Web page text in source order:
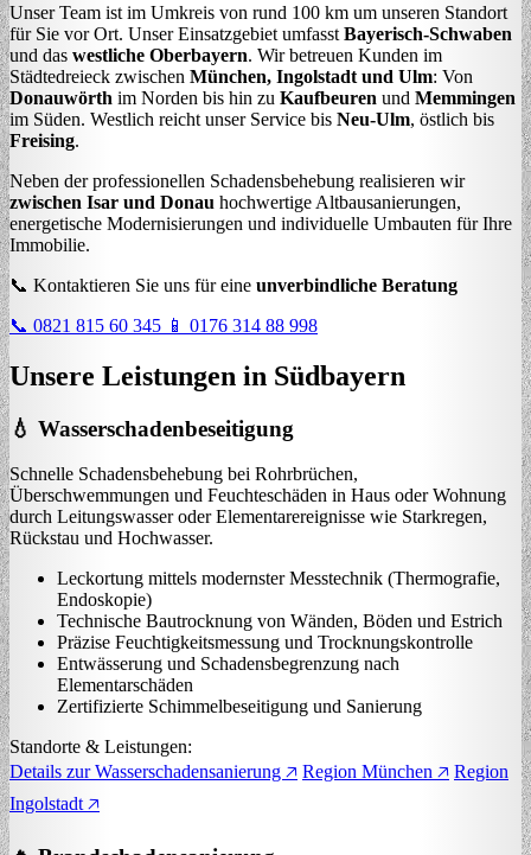
Unser Team ist im Umkreis von rund 100 km um unseren Standort
für Sie vor Ort. Unser Einsatzgebiet umfasst Bayerisch-Schwaben
und das westliche Oberbayern. Wir betreuen Kunden im
Städtedreieck zwischen München, Ingolstadt und Ulm: Von
Donauwörth im Norden bis hin zu Kaufbeuren und Memmingen
im Süden. Westlich reicht unser Service bis Neu-Ulm, östlich bis
Freising.
Neben der professionellen Schadensbehebung realisieren wir
zwischen Isar und Donau hochwertige Altbausanierungen,
energetische Modernisierungen und individuelle Umbauten für Ihre
Immobilie.
📞 Kontaktieren Sie uns für eine unverbindliche Beratung
📞 0821 815 60 345 📱 0176 314 88 998
Unsere Leistungen in Südbayern
💧 Wasserschadenbeseitigung
Schnelle Schadensbehebung bei Rohrbrüchen,
Überschwemmungen und Feuchteschäden in Haus oder Wohnung
durch Leitungswasser oder Elementarereignisse wie Starkregen,
Rückstau und Hochwasser.
Leckortung mittels modernster Messtechnik (Thermografie,
Endoskopie)
Technische Bautrocknung von Wänden, Böden und Estrich
Präzise Feuchtigkeitsmessung und Trocknungskontrolle
Entwässerung und Schadensbegrenzung nach
Elementarschäden
Zertifizierte Schimmelbeseitigung und Sanierung
Standorte & Leistungen:
Details zur Wasserschadensanierung 🡥 Region München 🡥 Region
Ingolstadt 🡥